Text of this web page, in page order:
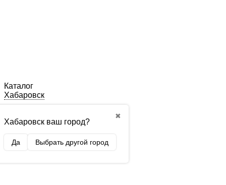
Каталог
Хабаровск
✖
Хабаровск ваш город?
Да Выбрать другой город